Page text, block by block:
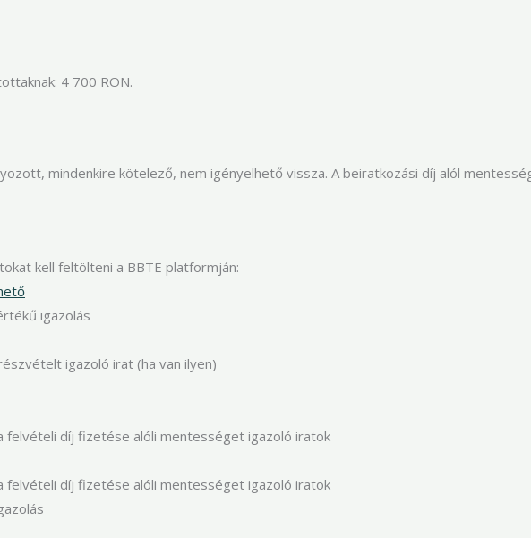
4 700 RON.
mindenkire kötelező, nem igényelhető vissza. A beiratkozási díj alól
kell feltölteni a BBTE platformján:
igazolás
igazoló irat (ha van ilyen)
felvételi díj fizetése alóli mentességet igazoló iratok
felvételi díj fizetése alóli mentességet igazoló iratok